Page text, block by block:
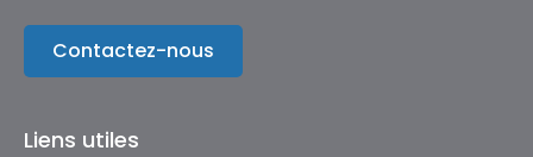
Contactez-nous
Liens utiles